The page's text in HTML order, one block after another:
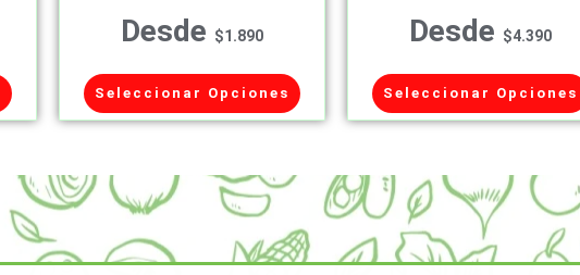
Desde $1.890
Seleccionar Opciones
Desde $4.390
Seleccionar Opciones